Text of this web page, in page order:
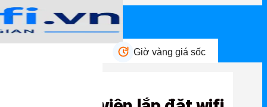
Giờ vàng giá sốc